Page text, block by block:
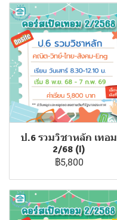
ป.6 รวมวิชาหลัก เทอม
2/68 (I)
฿5,800